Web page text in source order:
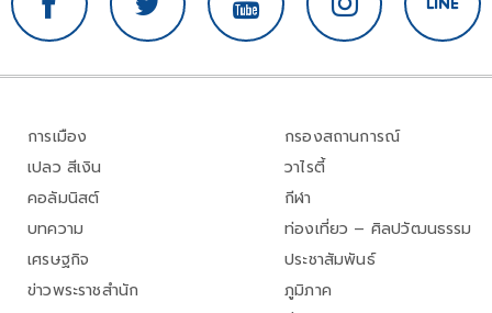
การเมือง
เปลว สีเงิน
คอลัมนิสต์
บทความ
เศรษฐกิจ
ข่าวพระราชสำนัก
กรองสถานการณ์
วาไรตี้
กีฬา
ท่องเที่ยว – ศิลปวัฒนธรรม
ประชาสัมพันธ์
ภูมิภาค